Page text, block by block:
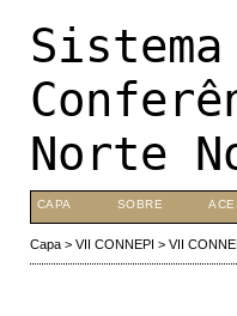
Norte
CAPA SOBRE
Capa> VII CONNEPI > VII